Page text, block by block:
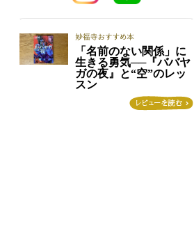
「名前のない関係」に
生きる勇気──『ババヤ
ガの夜』と“空”のレッ
スン